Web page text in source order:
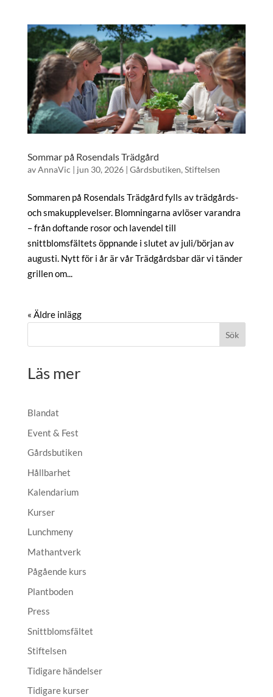
Sommar på Rosendals Trädgård
avAnnaVic | jun 30, 2026| Gårdsbutiken,Stiftelsen
Sommaren på Rosendals Trädgård fylls av trädgårds-
och smakupplevelser. Blomningarna avlöser varandra
– från doftande rosor och lavendel till
snittblomsfältets öppnande i slutet av juli/början av
augusti. Nytt för i år är vår Trädgårdsbar där vi tänder
grillen om...
« Äldre inlägg
Sök
Läs mer
Blandat
Event & Fest
Gårdsbutiken
Hållbarhet
Kalendarium
Kurser
Lunchmeny
Mathantverk
Pågående kurs
Plantboden
Press
Snittblomsfältet
Stiftelsen
Tidigare händelser
Tidigare kurser